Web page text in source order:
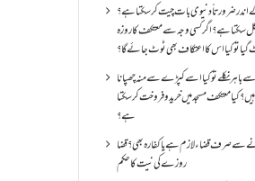
ضرورتاً دنیوی بات چیت کر سکتا ہے؟
سکتا ہے؟ اگر کسی وجہ سے معتکف کا روزہ
تو کیا اس کا اعتکاف بھی ٹوٹ جائے گا؟
باہر نکلے تو کیا اسے کپڑے سے منہ چھپانا
معتکف مسجد میں خرید و فروخت کر سکتا
ہے؟
سے صرف قضاء لازم ہے یا کفارہ بھی؟ قضا
روزے کی نیت کا حکم